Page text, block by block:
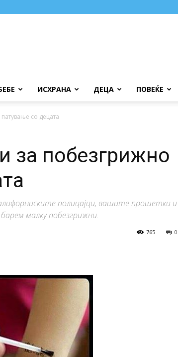
ИСХРАНА ДЕЦА ПОВЕЌЕ
со децата
за побезгрижно
полицајци, вашите прошетки и
малку побезгрижни.
0
765